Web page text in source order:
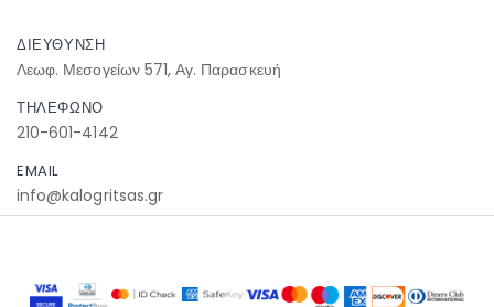
ΔΙΕΥΘΥΝΣΗ
Λεωφ. Μεσογείων 571, Αγ. Παρασκευή
ΤΗΛΕΦΩΝΟ
210-601-4142
EMAIL
info@kalogritsas.gr